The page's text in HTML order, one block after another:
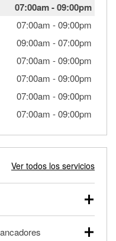
07:00am-09:00pm
07:00am -09:00pm
09:00am -07:00pm
07:00am -09:00pm
07:00am -09:00pm
07:00am -09:00pm
07:00am -09:00pm
Ver todos los servicios
comerciales y